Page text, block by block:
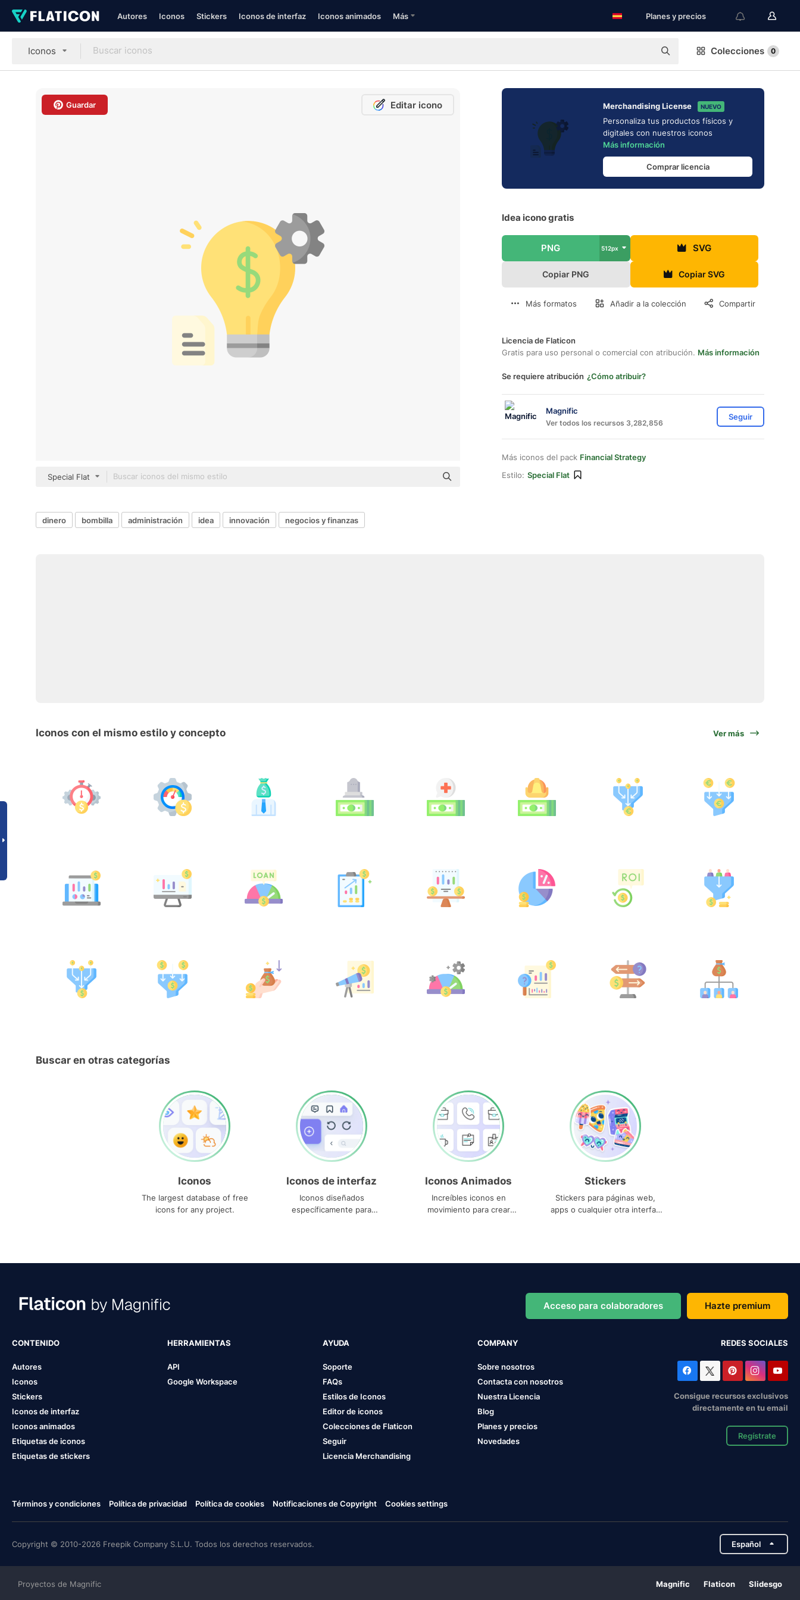
Autores Iconos Stickers Iconos de interfaz Iconos animados Más Planes y precios
Iconos Colecciones 0
Guardar Editar icono
Special Flat
Merchandising License NUEVO
Personaliza tus productos físicos y
digitales con nuestros iconos
Más información
Comprar licencia
Idea icono gratis
PNG 512px SVG
Copiar PNG Copiar SVG
Más formatos Añadir a la colección Compartir
Licencia de Flaticon
Gratis para uso personal o comercial con atribución. Más información
Se requiere atribución ¿Cómo atribuir?
Magnific
Ver todos los recursos 3,282,856
Seguir
Más iconos del pack Financial Strategy
Estilo: Special Flat
dinero bombilla administración idea innovación negocios y finanzas
Iconos con el mismo estilo y concepto Ver más
Buscar en otras categorías
Iconos
The largest database of free
icons for any project.
Iconos de interfaz
Iconos diseñados
específicamente para
Iconos Animados
Increíbles iconos en
movimiento para crear
Stickers
Stickers para páginas web,
apps o cualquier otra interfaz
Acceso para colaboradores Hazte premium
CONTENIDO
Autores
Iconos
Stickers
Iconos de interfaz
Iconos animados
Etiquetas de iconos
Etiquetas de stickers
HERRAMIENTAS
API
Google Workspace
AYUDA
Soporte
FAQs
Estilos de Iconos
Editor de iconos
Colecciones de Flaticon
Seguir
Licencia Merchandising
COMPANY
Sobre nosotros
Contacta con nosotros
Nuestra Licencia
Blog
Planes y precios
Novedades
REDES SOCIALES
Consigue recursos exclusivos
directamente en tu email
Regístrate
Términos y condiciones Política de privacidad Política de cookies Notificaciones de Copyright Cookies settings
Copyright © 2010-2026 Freepik Company S.L.U. Todos los derechos reservados. Español
Proyectos de Magnific Magnific Flaticon Slidesgo